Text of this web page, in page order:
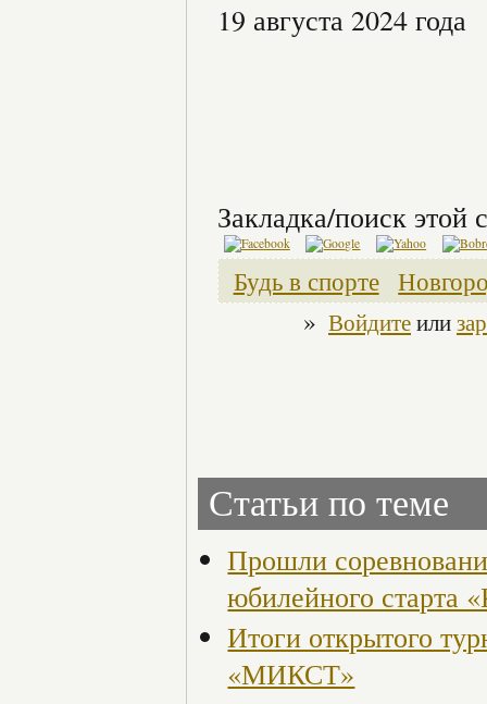
19 августа 2024 года
Закладка/поиск этой
Будь в спорте
» Войдитеили
Статьи по теме
Прошли
юбилейного старта
Итоги открытого
«МИКСТ»